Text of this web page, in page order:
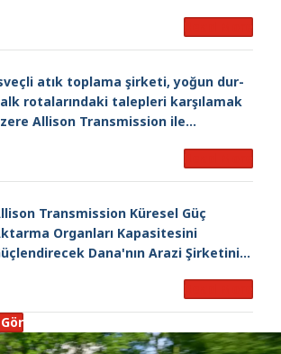
atık toplama şirketi, yoğun dur-
rotalarındaki talepleri karşılamak
Allison Transmission ile
Transmission Küresel Güç
Organları Kapasitesini
Dana'nın Arazi Şirketini